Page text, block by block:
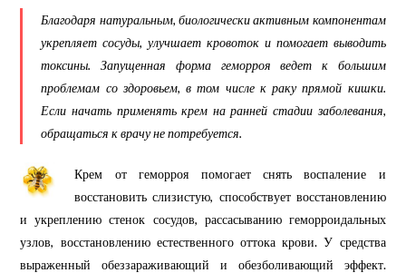
Благодаря натуральным, биологически активным компонентам
укрепляет сосуды, улучшает кровоток и помогает выводить
токсины. Запущенная форма геморроя ведет к большим
проблемам со здоровьем, в том числе к раку прямой кишки.
Если начать применять крем на ранней стадии заболевания,
обращаться к врачу не потребуется.
Крем от геморроя помогает снять воспаление и
восстановить слизистую, способствует восстановлению
и укреплению стенок сосудов, рассасыванию геморроидальных
узлов, восстановлению естественного оттока крови. У средства
выраженный обеззараживающий и обезболивающий эффект.